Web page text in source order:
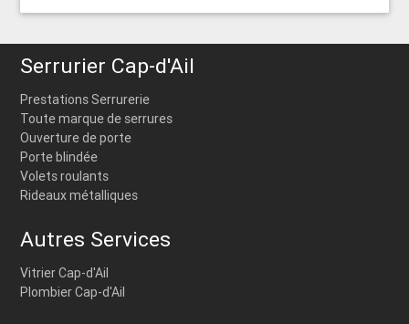
Serrurier Cap-d'Ail
Prestations Serrurerie
Toute marque de serrures
Ouverture de porte
Porte blindée
Volets roulants
Rideaux métalliques
Autres Services
Vitrier Cap-d'Ail
Plombier Cap-d'Ail